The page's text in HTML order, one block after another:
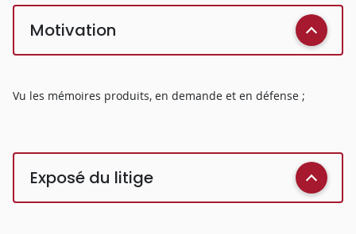
Motivation
Vu les mémoires produits, en demande et en défense ;
Exposé du litige